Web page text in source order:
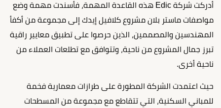
أدركت شركة Edic هذه القاعدة المهمة، فأسندت مهمة وضع
مواصفات ماستر بلان مشروع كلافيل إيدك إلى مجموعة من أكفأ
المهندسين والمصممين، الذين حرصوا على تطبيق معايير راقية
تبرز جمال المشروع من ناحية، وتتوافق مع تطلعات العملاء من
ناحية أخرى.
حيث اعتمدت الشركة المطورة على طرازات معمارية فخمة
للمباني السكنية، التي تتقاطع مع مجموعة من المسطحات